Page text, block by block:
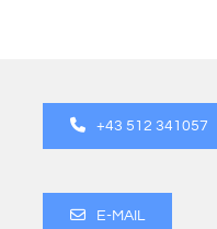
+43 512 341057
E-MAIL